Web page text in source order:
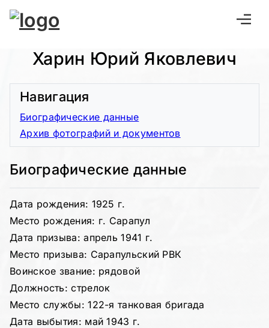
Харин Юрий Яковлевич
Биографические данные
Дата рождения: 1925 г.
Место рождения: г. Сарапул
Дата призыва: апрель 1941 г.
Место призыва: Сарапульский РВК
Воинское звание: рядовой
Должность: стрелок
Место службы: 122-я танковая бригада
Дата выбытия: май 1943 г.
Навигация
Биографические данные
Архив фотографий и документов